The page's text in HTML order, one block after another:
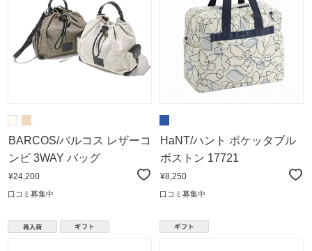
BARCOS/バルコス レザーコ
ンビ 3WAY バッグ
¥24,200
口コミ募集中
HaNT/ハント ポケッタブル
ボストン 17721
¥8,250
口コミ募集中